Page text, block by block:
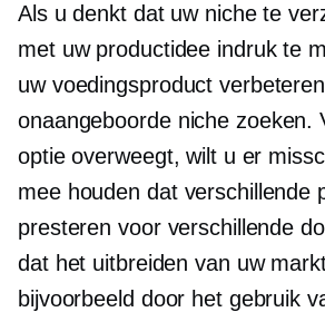
Als u denkt dat uw niche te
met uw productidee indruk te
uw voedingsproduct
onaangeboorde niche zoeken.
optie overweegt, wilt u er
mee houden dat verschillende
presteren voor verschillende
dat het uitbreiden van uw
bijvoorbeeld door het gebruik